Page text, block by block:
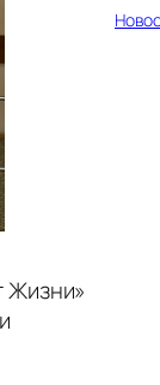
Жизни»